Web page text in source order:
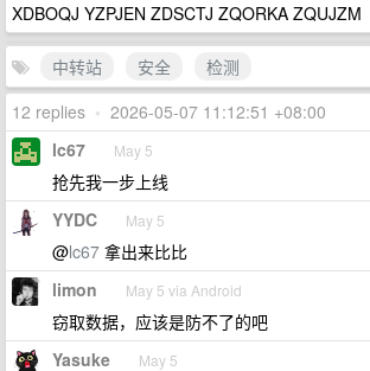
XDBOQJ YZPJEN ZDSCTJ ZQORKA ZQUJZM
中转站 安全
检测
12 replies • 2026-05-07 11:12:51 +08:00
lc67 May 5
抢先我一步上线
YYDC May 5
@lc67 拿出来比比
limon May 5 via Android
窃取数据，应该是防不了的吧
Yasuke May 5